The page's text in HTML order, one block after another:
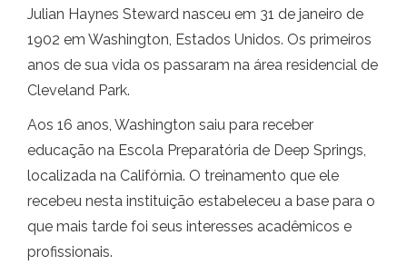
Julian Haynes Steward nasceu em 31 de janeiro de
1902 em Washington, Estados Unidos. Os primeiros
anos de sua vida os passaram na área residencial de
Cleveland Park.
Aos 16 anos, Washington saiu para receber
educação na Escola Preparatória de Deep Springs,
localizada na Califórnia. O treinamento que ele
recebeu nesta instituição estabeleceu a base para o
que mais tarde foi seus interesses acadêmicos e
profissionais.